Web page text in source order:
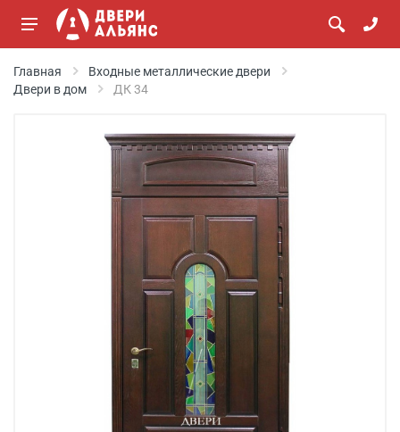
Главная
Входные металлические двери
Двери в дом
ДК 34